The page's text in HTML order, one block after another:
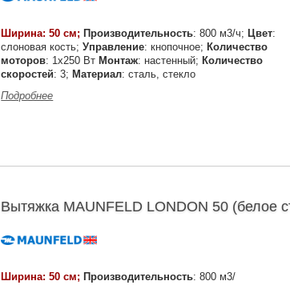
Ширина: 50 см; Производительность: 800 м3/ч; Цвет:
слоновая кость;Управление: кнопочное; Количество
моторов: 1х250 Вт Монтаж: настенный; Количество
скоростей: 3; Материал: сталь, стекло
Подробнее
Вытяжка MAUNFELD LONDON 50 (белое
Ширина: 50 см; Производительность: 800 м3/